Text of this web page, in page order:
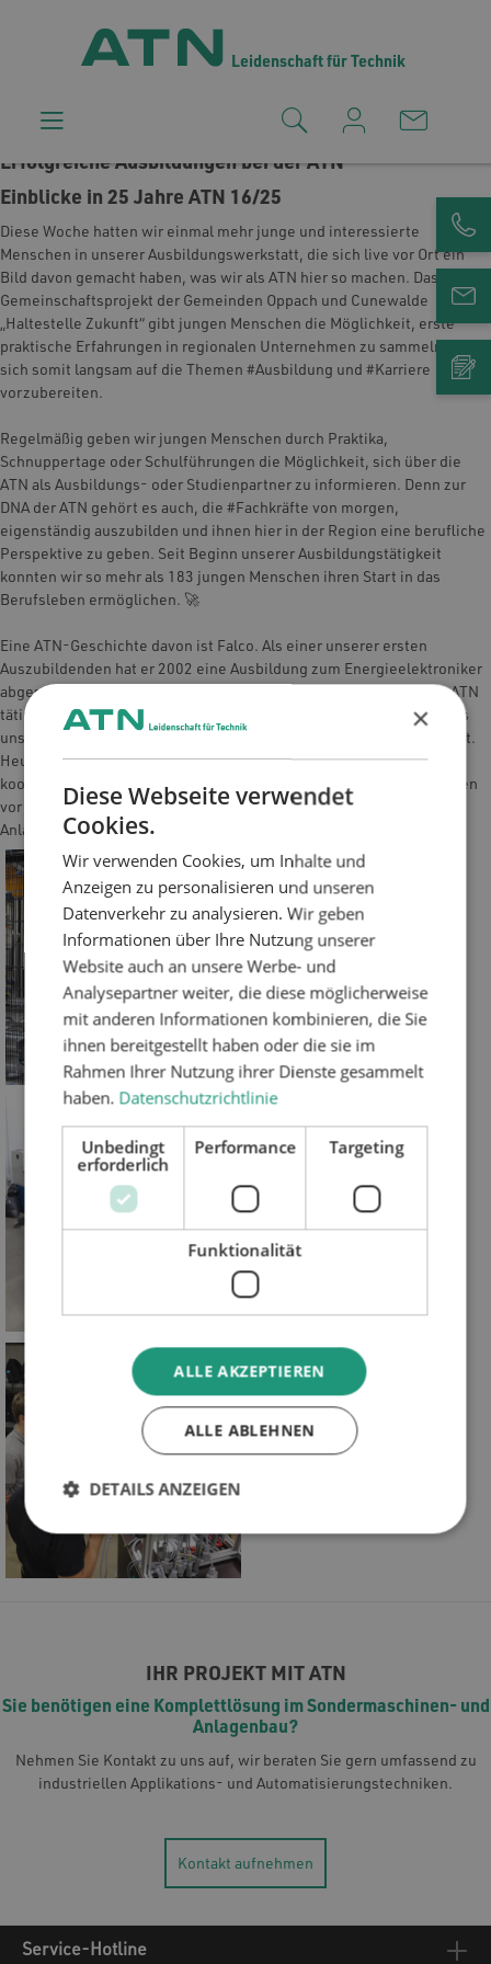
Leidenschaft für Technik
Erfolgreiche Ausbildungen bei der ATN
Einblicke in 25 Jahre ATN 16/25
Diese Woche hatten wir einmal mehr junge und interessierte
Menschen in unserer Ausbildungswerkstatt, die sich live vor Ort ein
Bild davon gemacht haben, was wir als ATN hier so machen. Das
Gemeinschaftsprojekt der Gemeinden Oppach und Cunewalde
„Haltestelle Zukunft“ gibt jungen Menschen die Möglichkeit, erste
praktische Erfahrungen in regionalen Unternehmen zu sammeln und
sich somit langsam auf die Themen #Ausbildung und #Karriere
vorzubereiten.
Regelmäßig geben wir jungen Menschen durch Praktika,
Schnuppertage oder Schulführungen die Möglichkeit, sich über die
ATN als Ausbildungs- oder Studienpartner zu informieren. Denn zur
DNA der ATN gehört es auch, die #Fachkräfte von morgen,
eigenständig auszubilden und ihnen hier in der Region eine berufliche
Perspektive zu geben. Seit Beginn unserer Ausbildungstätigkeit
konnten wir so mehr als 183 jungen Menschen ihren Start in das
Berufsleben ermöglichen. 🚀
Eine ATN-Geschichte davon ist Falco. Als einer unserer ersten
Auszubildenden hat er 2002 eine Ausbildung zum Energieelektroniker
abgeschlossen und ist seitdem bis heute als Mitarbeiter im Team ATN
tätig. Mit seinem Know-how hat er in mehrjährigen Zwischenstopps
unsere chinesischen Niederlassungen mit aufgebaut und entwickelt.
Heute ist Falco unser Teamleiter Bauleitung. Er organisiert und
koordiniert die Montageteams für die Baustellen bei unseren Kunden
vor Ort und ist so mitverantwortlich für eine reibungslosen
Anlagenaufbau beim Kunden. 👏
IHR PROJEKT MIT ATN
Sie benötigen eine Komplettlösung im Sondermaschinen- und
Anlagenbau?
Nehmen Sie Kontakt zu uns auf, wir beraten Sie gern umfassend zu
industriellen Applikations- und Automatisierungstechniken.
Kontakt aufnehmen
Service-Hotline
×
Diese Webseite verwendet
Cookies.
Wir verwenden Cookies, um Inhalte und
Anzeigen zu personalisieren und unseren
Datenverkehr zu analysieren. Wir geben
Informationen über Ihre Nutzung unserer
Website auch an unsere Werbe- und
Analysepartner weiter, die diese möglicherweise
mit anderen Informationen kombinieren, die Sie
ihnen bereitgestellt haben oder die sie im
Rahmen Ihrer Nutzung ihrer Dienste gesammelt
haben. Datenschutzrichtlinie
Unbedingt
erforderlich
Performance Targeting
Funktionalität
ALLE AKZEPTIEREN
ALLE ABLEHNEN
DETAILS ANZEIGEN